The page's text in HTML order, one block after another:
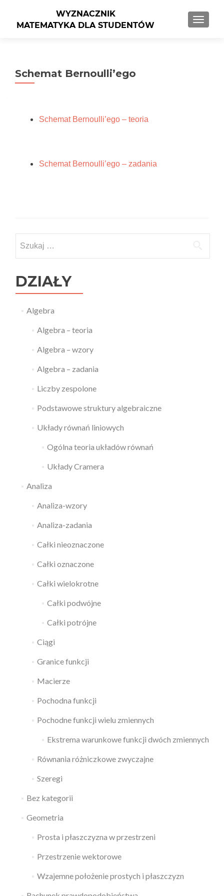
Schemat Bernoulli’ego
Schemat Bernoulli’ego – teoria
Schemat Bernoulli’ego – zadania
DZIAŁY
Algebra
Algebra – teoria
Algebra – wzory
Algebra – zadania
Liczby zespolone
Podstawowe struktury algebraiczne
Układy równań liniowych
Ogólna teoria układów równań
Układy Cramera
Analiza
Analiza-wzory
Analiza-zadania
Całki nieoznaczone
Całki oznaczone
Całki wielokrotne
Całki podwójne
Całki potrójne
Ciągi
Granice funkcji
Macierze
Pochodna funkcji
Pochodne funkcji wielu zmiennych
Ekstrema warunkowe funkcji dwóch zmiennych
Równania różniczkowe zwyczajne
Szeregi
Bez kategorii
Geometria
Prosta i płaszczyzna w przestrzeni
Przestrzenie wektorowe
Wzajemne położenie prostych i płaszczyzn